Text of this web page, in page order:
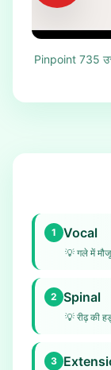
Pinpoint 735
1 Vocal
💡 गले में
2 Spinal
💡 रीढ़ की
3